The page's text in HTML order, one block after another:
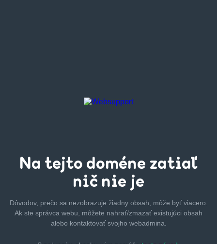
Na tejto doméne zatiaľ
nič nie je
Dôvodov, prečo sa nezobrazuje žiadny obsah, môže byťviacero.
Ak ste správca webu, môžete nahrať/zmazaťexistujúci obsah
alebo kontaktovať svojho webadmina.